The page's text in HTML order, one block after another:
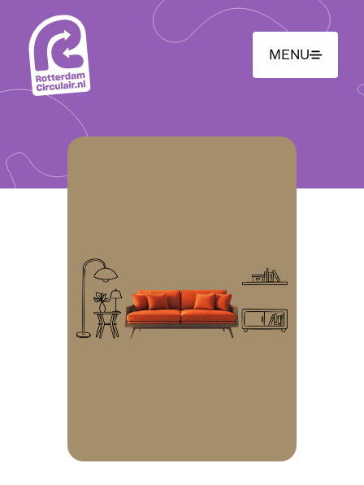
hoofdinhoud
MENU